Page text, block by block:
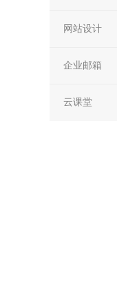
网站设计
企业邮箱
云课堂